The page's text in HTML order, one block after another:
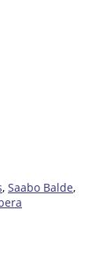
, Saabo Balde,